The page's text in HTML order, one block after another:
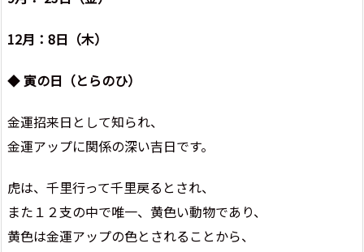
12月：8日（木）
◆寅の日（とらのひ）
金運招来日として知られ、
金運アップに関係の深い吉日です。
虎は、千里行って千里戻るとされ、
また１２支の中で唯一、黄色い動物であり、
黄色は金運アップの色とされることから、